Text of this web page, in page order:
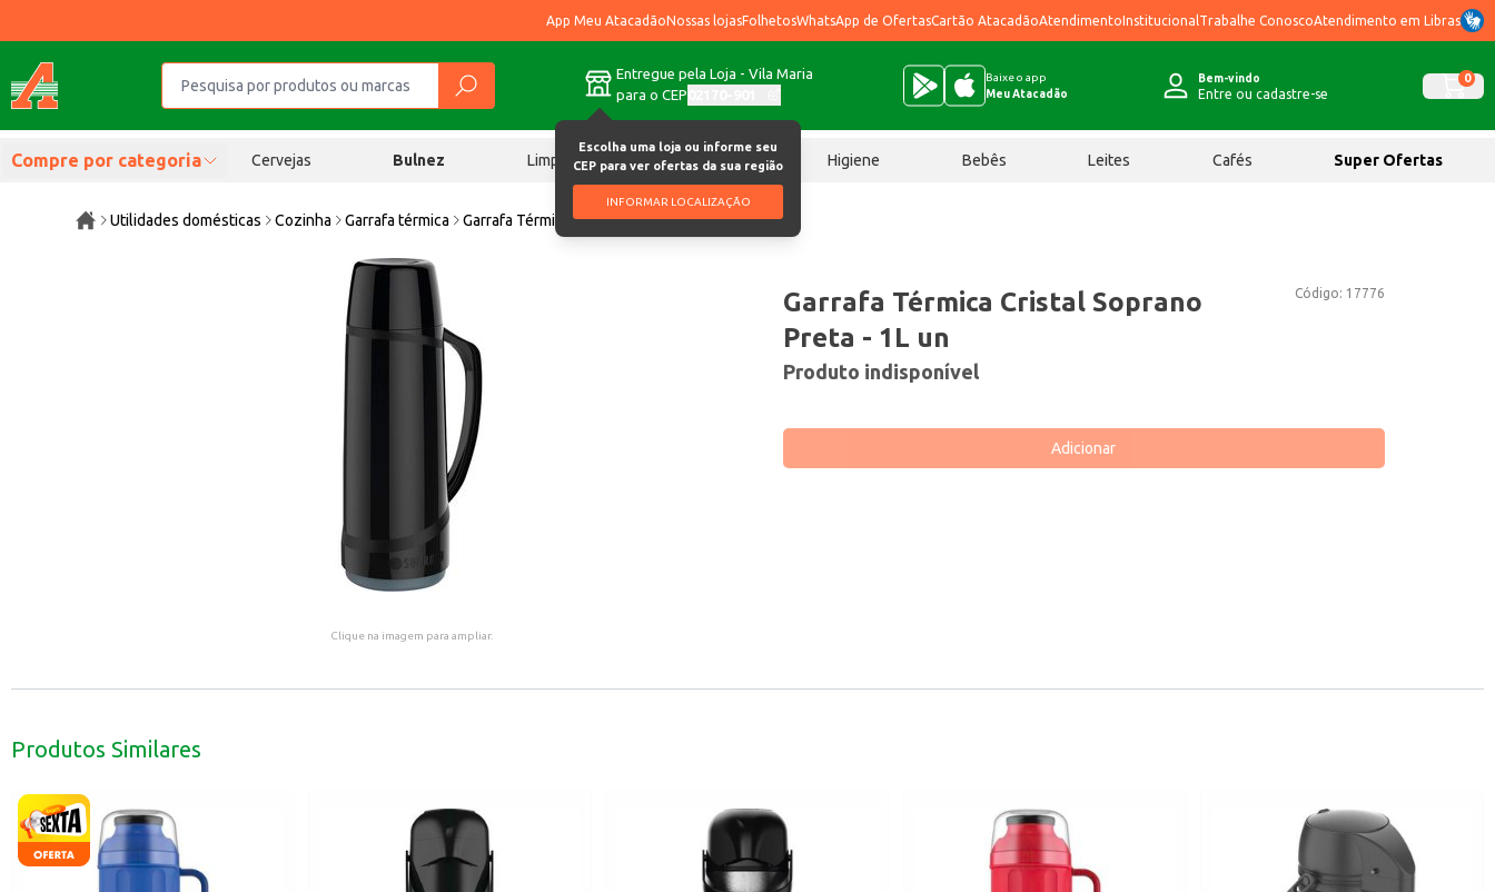
App Meu AtacadãoNossas lojasFolhetosWhatsApp de OfertasCartão AtacadãoAtendimentoInstitucional Trabalhe ConoscoAtendimento em Libras
Entregue pela Loja - Vila Maria
para o CEP
Escolha uma loja ou informe seu
CEP para ver ofertas da sua região
INFORMAR LOCALIZAÇÃO
Baixe o app
Meu Atacadão
Bem-vindo
Entre ou cadastre-se
0
Compre por categoria Cervejas Bulnez Limpeza Chocolates Higiene Bebês Leites Cafés Super Ofertas
Utilidades domésticas Cozinha Garrafa térmica Garrafa Térmica Cristal Soprano Preta 1L un
Clique na imagem para ampliar.
Código: 17776
Garrafa Térmica Cristal Soprano
Preta - 1L un
Produto indisponível
Adicionar
Produtos Similares